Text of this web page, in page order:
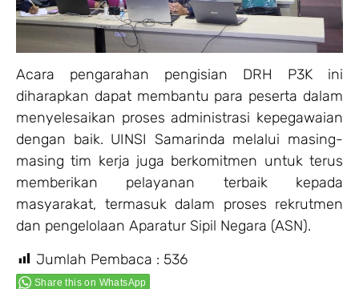
Acara pengarahan pengisian DRH P3K ini
diharapkan dapat membantu para peserta dalam
menyelesaikan proses administrasi kepegawaian
dengan baik. UINSI Samarinda melalui masing-
masing tim kerja juga berkomitmen untuk terus
memberikan pelayanan terbaik kepada
masyarakat, termasuk dalam proses rekrutmen
dan pengelolaan Aparatur Sipil Negara (ASN).
Jumlah Pembaca : 536
Share this on WhatsApp